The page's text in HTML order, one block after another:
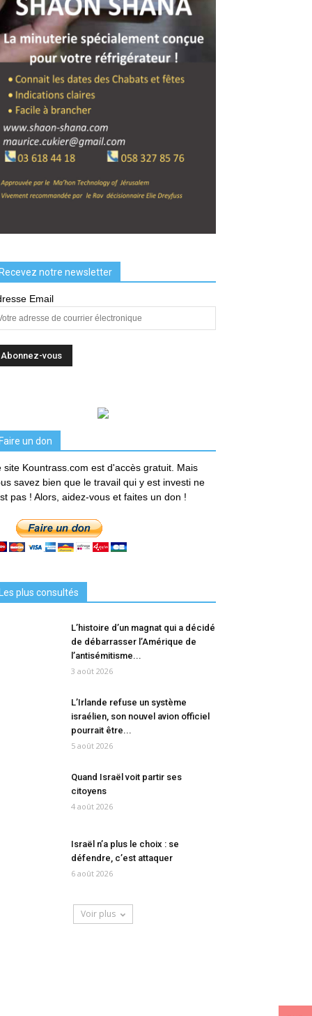
Recevez notre newsletter
Email
Faire un don
site Kountrass.com est d'accès gratuit. Mais
savez bien que le travail qui y est investi ne
pas ! Alors, aidez-vous et faites un don !
Les plus consultés
L’histoire d’un magnat qui a décidé
de débarrasser l’Amérique de
l’antisémitisme...
3 août 2026
L’Irlande refuse un système
israélien, son nouvel avion officiel
pourrait être...
5 août 2026
Quand Israël voit partir ses
citoyens
4 août 2026
Israël n’a plus le choix : se
défendre, c’est attaquer
6 août 2026
Voir plus